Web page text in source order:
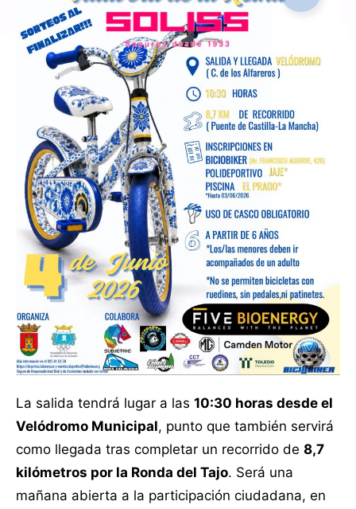
La salida tendrá lugar a las 10:30 horas desde el
Velódromo Municipal, punto que también servirá
como llegada tras completar un recorrido de 8,7
kilómetros por la Ronda del Tajo. Será una
mañana abierta a la participación ciudadana, en